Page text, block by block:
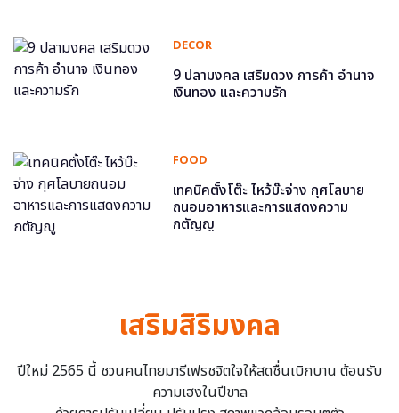
DECOR
9 ปลามงคล เสริมดวง การค้า อำนาจ
เงินทอง และความรัก
FOOD
เทคนิคตั้งโต๊ะ ไหว้บ๊ะจ่าง กุศโลบาย
ถนอมอาหารและการแสดงความ
กตัญญู
เสริมสิริมงคล
ปีใหม่ 2565 นี้ ชวนคนไทยมารีเฟรชจิตใจให้สดชื่นเบิกบาน ต้อนรับ
ความเฮงในปีขาล